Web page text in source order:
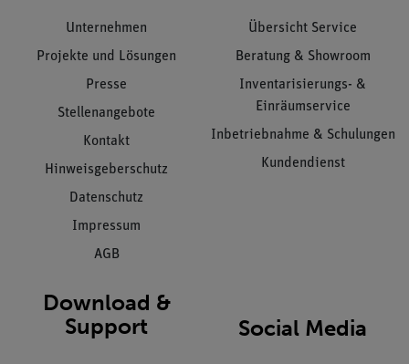
Unternehmen
Projekte und Lösungen
Presse
Stellenangebote
Kontakt
Hinweisgeberschutz
Datenschutz
Impressum
AGB
Übersicht Service
Beratung & Showroom
Inventarisierungs- &
Einräumservice
Inbetriebnahme & Schulungen
Kundendienst
Download &
Support
Social Media